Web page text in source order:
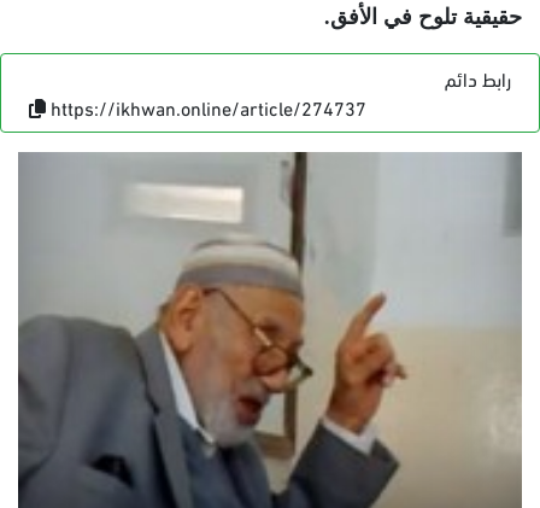
حقيقية تلوح في الأفق.
رابط دائم
https://ikhwan.online/article/274737